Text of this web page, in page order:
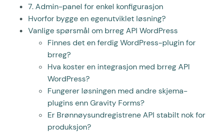
7. Admin-panel for enkel konfigurasjon
Hvorfor bygge en egenutviklet løsning?
Vanlige spørsmål om brreg API WordPress
Finnes det en ferdig WordPress-plugin for
brreg?
Hva koster en integrasjon med brreg API
WordPress?
Fungerer løsningen med andre skjema-
plugins enn Gravity Forms?
Er Brønnøysundregistrene API stabilt nok for
produksjon?